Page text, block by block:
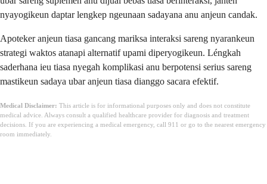
nyayogikeun daptar lengkep ngeunaan sadayana anu anjeun candak.
Apoteker anjeun tiasa gancang mariksa interaksi sareng nyarankeun
strategi waktos atanapi alternatif upami diperyogikeun. Léngkah
saderhana ieu tiasa nyegah komplikasi anu berpotensi serius sareng
mastikeun sadaya ubar anjeun tiasa dianggo sacara efektif.
Medical Disclaimer: This article is for informational purposes only and does not constitute
medical advice. Always consult a qualified healthcare provider for diagnosis and treatment
decisions. If you are experiencing a medical emergency, call 911 or go to the nearest emergency
room immediately.